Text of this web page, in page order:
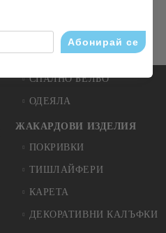
СПАЛНО БЕЛЬО
ОДЕЯЛА
ЖАКАРДОВИ ИЗДЕЛИЯ
ПОКРИВКИ
ТИШЛАЙФЕРИ
КАРЕТА
ДЕКОРАТИВНИ КАЛЪФКИ